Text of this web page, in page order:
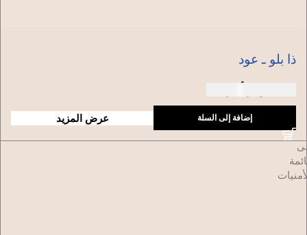
ذا بلو ـ عود
عرض المزيد إضافة إلى السلة